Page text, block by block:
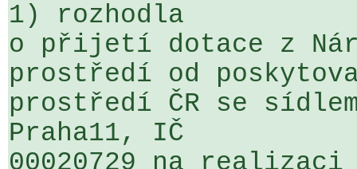
1) rozhodla
o přijetí dotace z
prostředí od
prostředí ČR se
Praha11, IČ
00020729 na